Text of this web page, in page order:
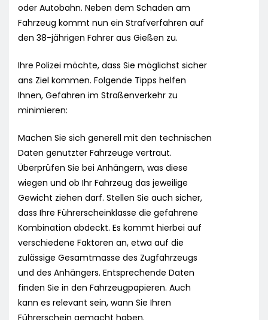
oder Autobahn. Neben dem Schaden am
Fahrzeug kommt nun ein Strafverfahren auf
den 38-jährigen Fahrer aus Gießen zu.
Ihre Polizei möchte, dass Sie möglichst sicher
ans Ziel kommen. Folgende Tipps helfen
Ihnen, Gefahren im Straßenverkehr zu
minimieren:
Machen Sie sich generell mit den technischen
Daten genutzter Fahrzeuge vertraut.
Überprüfen Sie bei Anhängern, was diese
wiegen und ob Ihr Fahrzeug das jeweilige
Gewicht ziehen darf. Stellen Sie auch sicher,
dass Ihre Führerscheinklasse die gefahrene
Kombination abdeckt. Es kommt hierbei auf
verschiedene Faktoren an, etwa auf die
zulässige Gesamtmasse des Zugfahrzeugs
und des Anhängers. Entsprechende Daten
finden Sie in den Fahrzeugpapieren. Auch
kann es relevant sein, wann Sie Ihren